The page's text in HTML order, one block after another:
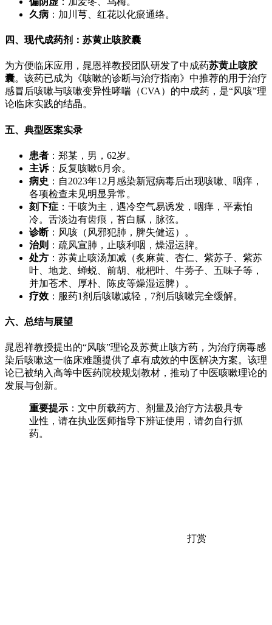
久病 ：加川芎、红花以化瘀通络。
四、现代成药剂：苏黄止咳胶囊
为方便临床应用，晁恩祥教授团队研发了中成药苏黄止咳胶
囊。该药已成为《咳嗽的诊断与治疗指南》中推荐的用于治疗
感冒后咳嗽与咳嗽变异性哮喘（CVA）的中成药，是“风咳”理
论临床实践的结晶。
五、典型医案实录
患者 ：郑某，男，62岁。
主诉：反复咳嗽6月余。
病史 ：自2023年12月感染新冠病毒后出现咳嗽、咽痒，
各项检查未见明显异常。
刻下症 ：干咳为主，遇冷空气易诱发，咽痒，平素怕
冷。舌淡边有齿痕，苔白腻，脉弦。
诊断：风咳（风邪犯肺，脾失健运）。
治则 ：疏风宣肺，止咳利咽，燥湿运脾。
处方 ：苏黄止咳汤加减（炙麻黄、杏仁、紫苏子、紫苏
叶、地龙、蝉蜕、前胡、枇杷叶、牛蒡子、五味子等，
并加苍术、厚朴、陈皮等燥湿运脾）。
疗效 ：服药1剂后咳嗽减轻，7剂后咳嗽完全缓解。
六、总结与展望
晁恩祥教授提出的“风咳”理论及苏黄止咳方药，为治疗病毒感
染后咳嗽这一临床难题提供了卓有成效的中医解决方案。该理
论已被纳入高等中医药院校规划教材，推动了中医咳嗽理论的
发展与创新。
重要提示 ：文中所载药方、剂量及治疗方法极具专
业性，请在执业医师指导下辨证使用，请勿自行抓
药。
打赏